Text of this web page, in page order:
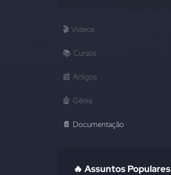
🎬 Vídeos
📚 Cursos
📰 Artigos
🤖 Gênia
📄 Documentação
🔥 Assuntos Populares